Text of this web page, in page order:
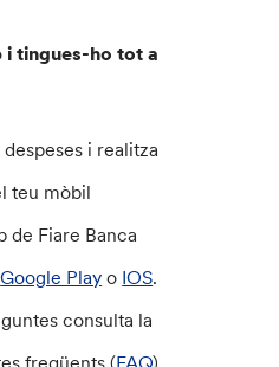
i tingues-ho tot a
i realitza
teu mòbil
de Fiare Banca
Google Play o IOS.
consulta la
freqüents (FAQ).